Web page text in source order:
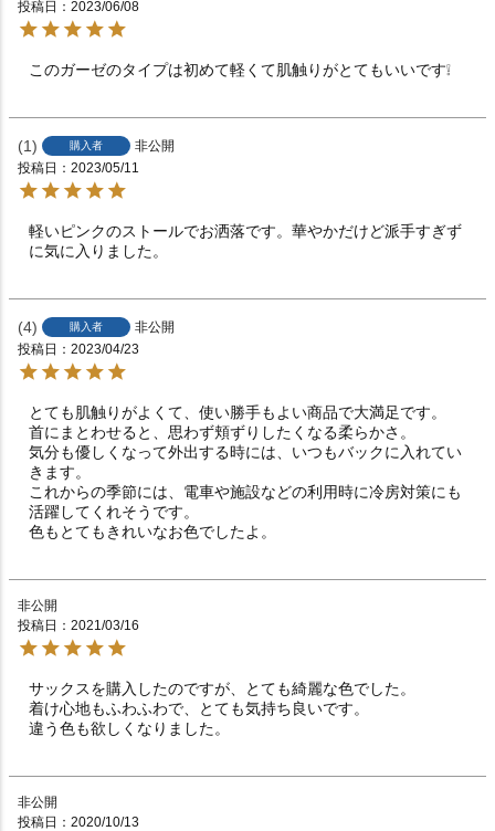
投稿日 2023/06/08
このガーゼのタイプは初めて軽くて肌触りがとてもいいです❕
1 購入者
非公開
投稿日
2023/05/11
軽いピンクのストールでお洒落です。華やかだけど派手すぎず
に気に入りました。
4 購入者
非公開
投稿日
2023/04/23
とても肌触りがよくて、使い勝手もよい商品で大満足です。
首にまとわせると、思わず頬ずりしたくなる柔らかさ。
気分も優しくなって外出する時には、いつもバックに入れてい
きます。
これからの季節には、電車や施設などの利用時に冷房対策にも
活躍してくれそうです。
色もとてもきれいなお色でしたよ。
非公開
投稿日
2021/03/16
サックスを購入したのですが、とても綺麗な色でした。
着け心地もふわふわで、とても気持ち良いです。
違う色も欲しくなりました。
非公開
投稿日
2020/10/13